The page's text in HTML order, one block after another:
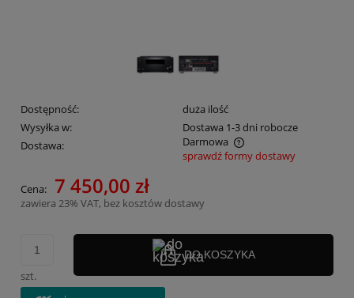
Dostępność:
duża ilość
Wysyłka w:
Dostawa 1-3 dni robocze
Dostawa:
Darmowa
Cena nie zawiera ewentualnych kosztów płatności
sprawdź formy dostawy
Cena: 7 450,00 zł
zawiera 23% VAT, bez kosztów dostawy
szt.
DO KOSZYKA